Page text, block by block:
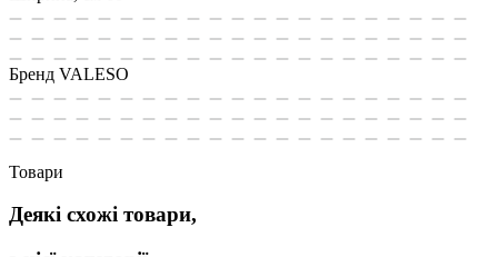
Бренд VALESO
Товари
Деякі схожі товари,